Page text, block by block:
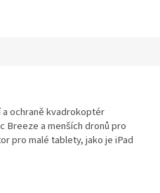
ochraně kvadrokoptér
Breeze a menších dronů pro
pro malé tablety, jako je iPad